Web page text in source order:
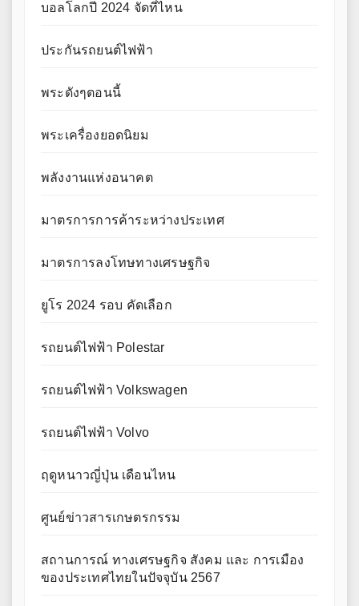
บอลโลกปี 2024 จัดที่ไหน
ประกันรถยนต์ไฟฟ้า
พระดังๆตอนนี้
พระเครื่องยอดนิยม
พลังงานแห่งอนาคต
มาตรการการค้าระหว่างประเทศ
มาตรการลงโทษทางเศรษฐกิจ
ยูโร 2024 รอบ คัดเลือก
รถยนต์ไฟฟ้า Polestar
รถยนต์ไฟฟ้า Volkswagen
รถยนต์ไฟฟ้า Volvo
ฤดูหนาวญี่ปุ่น เดือนไหน
ศูนย์ข่าวสารเกษตรกรรม
สถานการณ์ ทางเศรษฐกิจ สังคม และ การเมือง
ของประเทศไทยในปัจจุบัน 2567